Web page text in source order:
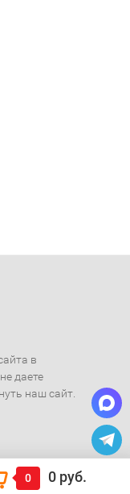
в
даете
наш сайт.
0 0 руб.